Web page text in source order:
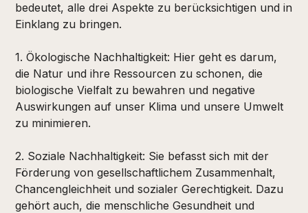
bedeutet, alle drei Aspekte zu berücksichtigen und in
Einklang zu bringen.
1. Ökologische Nachhaltigkeit: Hier geht es darum,
die Natur und ihre Ressourcen zu schonen, die
biologische Vielfalt zu bewahren und negative
Auswirkungen auf unser Klima und unsere Umwelt
zu minimieren.
2. Soziale Nachhaltigkeit: Sie befasst sich mit der
Förderung von gesellschaftlichem Zusammenhalt,
Chancengleichheit und sozialer Gerechtigkeit. Dazu
gehört auch, die menschliche Gesundheit und